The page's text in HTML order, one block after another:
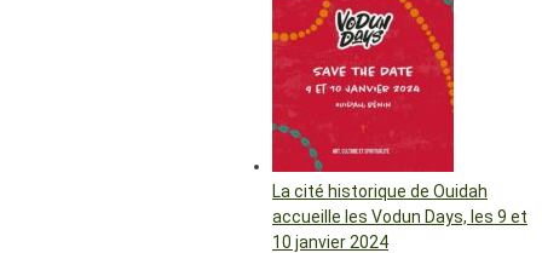
La cité historique de Ouidah
accueille les Vodun Days, les 9 et
10 janvier 2024